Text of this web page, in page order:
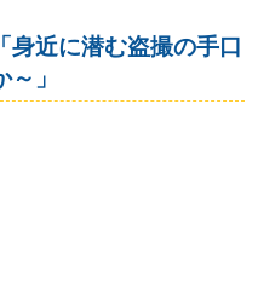
身近に潜む盗撮の手口
」